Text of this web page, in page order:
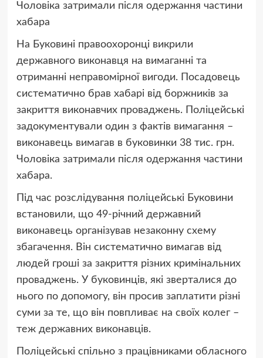
Чоловіка затримали після одержання частини
хабара
На Буковині правоохоронці викрили
державного виконавця на вимаганні та
отриманні неправомірної вигоди. Посадовець
систематично брав хабарі від боржників за
закриття виконавчих проваджень. Поліцейські
задокументували один з фактів вимагання –
виконавець вимагав в буковинки 38 тис. грн.
Чоловіка затримали після одержання частини
хабара.
Під час розслідування поліцейські Буковини
встановили, що 49-річний державний
виконавець організував незаконну схему
збагачення. Він систематично вимагав від
людей гроші за закриття різних кримінальних
проваджень. У буковинців, які зверталися до
нього по допомогу, він просив заплатити різні
суми за те, що він повпливає на своїх колег –
теж державних виконавців.
Поліцейські спільно з працівниками обласного